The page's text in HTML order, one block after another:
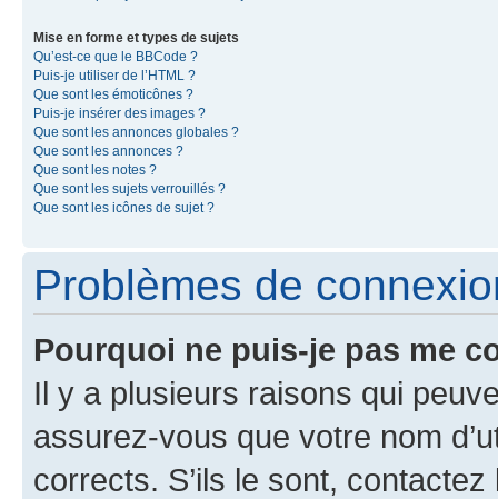
Mise en forme et types de sujets
Qu’est-ce que le BBCode ?
Puis-je utiliser de l’HTML ?
Que sont les émoticônes ?
Puis-je insérer des images ?
Que sont les annonces globales ?
Que sont les annonces ?
Que sont les notes ?
Que sont les sujets verrouillés ?
Que sont les icônes de sujet ?
Problèmes de
Pourquoi ne puis-je pas me
Il y a plusieurs raisons qui
assurez-vous que votre nom
corrects. S’ils le sont,